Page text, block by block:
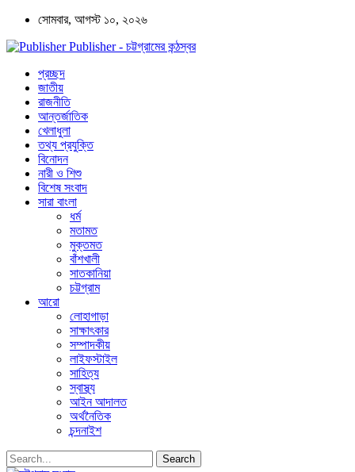
সোমবার, আগস্ট ১০, ২০২৬
Publisher - চট্টগ্রামের কন্ঠস্বর
প্রচ্ছদ
জাতীয়
রাজনীতি
আন্তর্জাতিক
খেলাধুলা
তথ্য প্রযুক্তি
বিনোদন
নারী ও শিশু
বিশেষ সংবাদ
সারা বাংলা
ধর্ম
মতামত
মুক্তমত
বাঁশখালী
সাতকানিয়া
চট্টগ্রাম
আরো
লোহাগাড়া
সাক্ষাৎকার
সম্পাদকীয়
লাইফস্টাইল
সাহিত্য
স্বাস্থ্য
আইন আদালত
অর্থনৈতিক
চন্দনাইশ